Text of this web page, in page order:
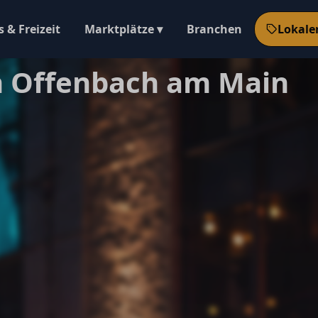
& Freizeit Marktplätze ▾ Branchen
am Main